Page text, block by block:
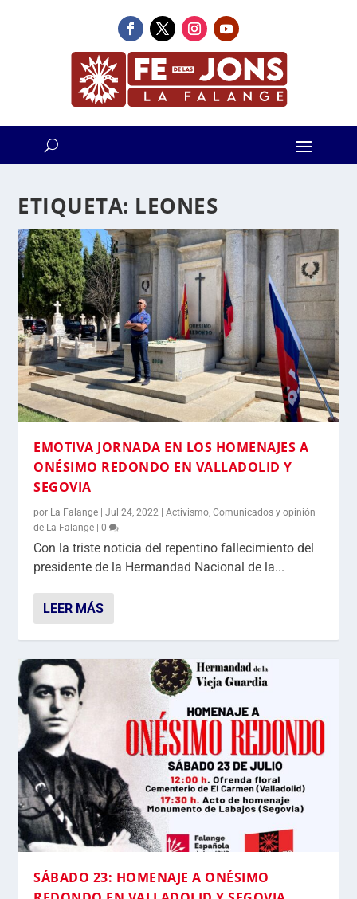
ETIQUETA: LEONES
EMOTIVA JORNADA EN LOS HOMENAJES A
ONÉSIMO REDONDO EN VALLADOLID Y
SEGOVIA
por La Falange |Jul 24, 2022 |Activismo ,Comunicados y opinión
de La Falange |0
Con la triste noticia del repentino fallecimiento del
presidente de la Hermandad Nacional de la...
LEER MÁS
SÁBADO 23: HOMENAJE A ONÉSIMO